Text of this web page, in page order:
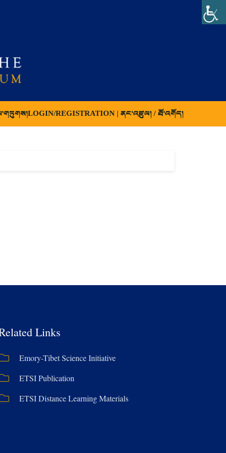
LOGIN/REGISTRATION | ནང་འཛུལ། / ཐོ་འགོད།
Links
Emory-Tibet Science Initiative
ETSI Publication
ETSI Distance Learning Materials